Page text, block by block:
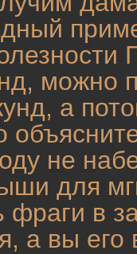
можно
а
не
для
фраги в
а вы